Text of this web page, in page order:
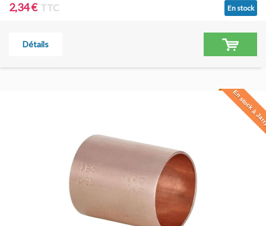
2,34 € TTC En stock
Détails
En stock à